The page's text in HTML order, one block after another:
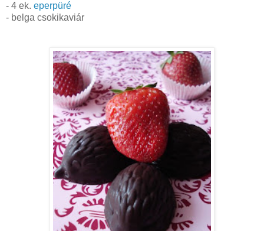
- 4 ek. eperpüré
- belga csokikaviár